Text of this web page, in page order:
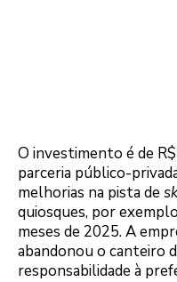
O investimento é de
parceria público-
melhorias na pista de
quiosques, por
meses de 2025. A
abandonou o canteiro
responsabilidade à